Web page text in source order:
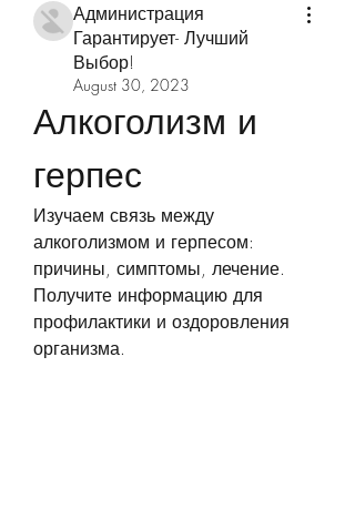
Администрация
Гарантирует- Лучший
Выбор!
August 30, 2023
Алкоголизм и
герпес
Изучаем связь между
алкоголизмом и герпесом:
причины, симптомы, лечение.
Получите информацию для
профилактики и оздоровления
организма.